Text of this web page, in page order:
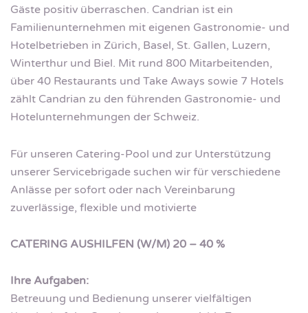
Gäste positiv überraschen. Candrian ist ein
Familienunternehmen mit eigenen Gastronomie- und
Hotelbetrieben in Zürich, Basel, St. Gallen, Luzern,
Winterthur und Biel. Mit rund 800 Mitarbeitenden,
über 40 Restaurants und Take Aways sowie 7 Hotels
zählt Candrian zu den führenden Gastronomie- und
Hotelunternehmungen der Schweiz.
Für unseren Catering-Pool und zur Unterstützung
unserer Servicebrigade suchen wir für verschiedene
Anlässe per sofort oder nach Vereinbarung
zuverlässige, flexible und motivierte
CATERING AUSHILFEN (W/M) 20 – 40 %
Ihre Aufgaben:
Betreuung und Bedienung unserer vielfältigen